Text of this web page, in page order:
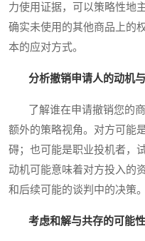
力使用证据，可以策略性地
确实未使用的其他商品上的
本的应对方式。
分析撤销申请人的动机
了解谁在申请撤销您的商
额外的策略视角。对方可能
碍；也可能是职业投机者，
动机可能意味着对方投入的
和后续可能的谈判中的决策。
考虑和解与共存的可能性